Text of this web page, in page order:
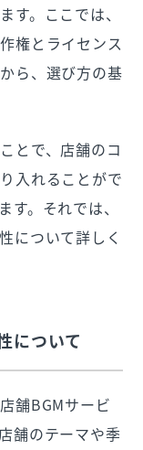
す。ここでは、
権とライセンス
ら、選び方の基
とで、店舗のコ
入れることがで
。それでは、
について詳しく
について
舗BGMサービ
舗のテーマや季